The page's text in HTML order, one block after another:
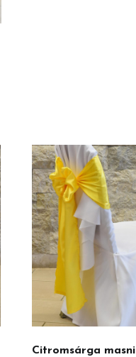
Citromsárga masni